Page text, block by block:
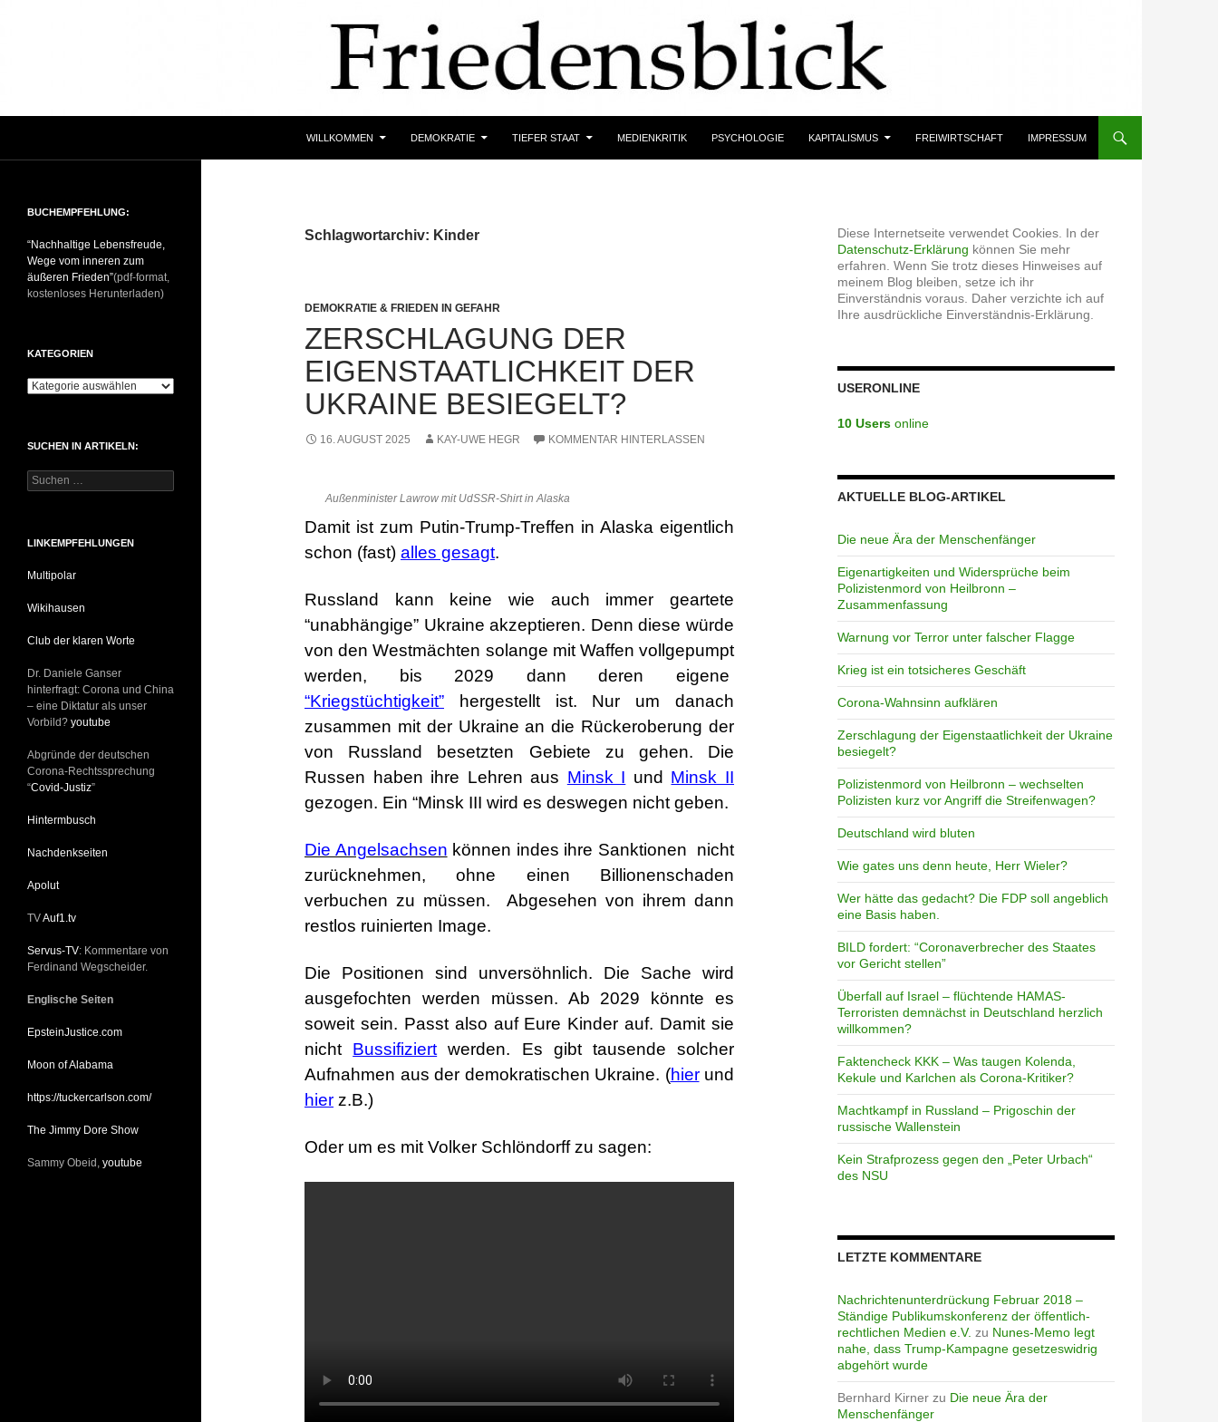
WILLKOMMEN DEMOKRATIE TIEFER STAAT MEDIENKRITIK PSYCHOLOGIE KAPITALISMUS FREIWIRTSCHAFT IMPRESSUM
Schlagwortarchiv: Kinder
DEMOKRATIE & FRIEDEN IN GEFAHR
ZERSCHLAGUNG DER
EIGENSTAATLICHKEIT DER
UKRAINE BESIEGELT?
16. AUGUST 2025 KAY-UWE HEGR KOMMENTAR HINTERLASSEN
Außenminister Lawrow mit UdSSR-Shirt in Alaska
Damit ist zum Putin-Trump-Treffen in Alaska eigentlich
schon (fast) alles gesagt.
Russland kann keine wie auch immer geartete
“unabhängige” Ukraine akzeptieren. Denn diese würde
von den Westmächten solange mit Waffen vollgepumpt
werden, bis 2029 dann deren eigene
“Kriegstüchtigkeit” hergestellt ist. Nur um danach
zusammen mit der Ukraine an die Rückeroberung der
von Russland besetzten Gebiete zu gehen. Die
Russen haben ihre Lehren aus Minsk I und Minsk II
gezogen. Ein “Minsk III wird es deswegen nicht geben.
Die Angelsachsen können indes ihre Sanktionen nicht
zurücknehmen, ohne einen Billionenschaden
verbuchen zu müssen. Abgesehen von ihrem dann
restlos ruinierten Image.
Die Positionen sind unversöhnlich. Die Sache wird
ausgefochten werden müssen. Ab 2029 könnte es
soweit sein. Passt also auf Eure Kinder auf. Damit sie
nicht Bussifiziert werden. Es gibt tausende solcher
Aufnahmen aus der demokratischen Ukraine. (hierund
hier z.B.)
Oder um es mit Volker Schlöndorff zu sagen:
Diese Internetseite verwendet Cookies. In der
Datenschutz-Erklärung können Sie mehr
erfahren. Wenn Sie trotz dieses Hinweises auf
meinem Blog bleiben, setze ich ihr
Einverständnis voraus. Daher verzichte ich auf
Ihre ausdrückliche Einverständnis-Erklärung.
USERONLINE
10 Users online
AKTUELLE BLOG-ARTIKEL
Die neue Ära der Menschenfänger
Eigenartigkeiten und Widersprüche beim
Polizistenmord von Heilbronn –
Zusammenfassung
Warnung vor Terror unter falscher Flagge
Krieg ist ein totsicheres Geschäft
Corona-Wahnsinn aufklären
Zerschlagung der Eigenstaatlichkeit der Ukraine
besiegelt?
Polizistenmord von Heilbronn – wechselten
Polizisten kurz vor Angriff die Streifenwagen?
Deutschland wird bluten
Wie gates uns denn heute, Herr Wieler?
Wer hätte das gedacht? Die FDP soll angeblich
eine Basis haben.
BILD fordert: “Coronaverbrecher des Staates
vor Gericht stellen”
Überfall auf Israel – flüchtende HAMAS-
Terroristen demnächst in Deutschland herzlich
willkommen?
Faktencheck KKK – Was taugen Kolenda,
Kekule und Karlchen als Corona-Kritiker?
Machtkampf in Russland – Prigoschin der
russische Wallenstein
Kein Strafprozess gegen den „Peter Urbach“
des NSU
LETZTE KOMMENTARE
Nachrichtenunterdrückung Februar 2018 –
Ständige Publikumskonferenz der öffentlich-
rechtlichen Medien e.V. zu Nunes-Memo legt
nahe, dass Trump-Kampagne gesetzeswidrig
abgehört wurde
Bernhard Kirner zu Die neue Ära der
Menschenfänger
BUCHEMPFEHLUNG:
“Nachhaltige Lebensfreude,
Wege vom inneren zum
äußeren Frieden”(pdf-format,
kostenloses Herunterladen)
KATEGORIEN
K
g
o
SUCHEN IN ARTIKELN:
S
u
e
n
c
:
LINKEMPFEHLUNGEN
Multipolar
Wikihausen
Club der klaren Worte
Dr. Daniele Ganser
hinterfragt: Corona und China
– eine Diktatur als unser
Vorbild? youtube
Abgründe der deutschen
Corona-Rechtssprechung
“Covid-Justiz”
Hintermbusch
Nachdenkseiten
Apolut
TVAuf1.tv
Servus-TV: Kommentare von
Ferdinand Wegscheider.
Englische Seiten
EpsteinJustice.com
Moon of Alabama
https://tuckercarlson.com/
The Jimmy Dore Show
Sammy Obeid, youtube